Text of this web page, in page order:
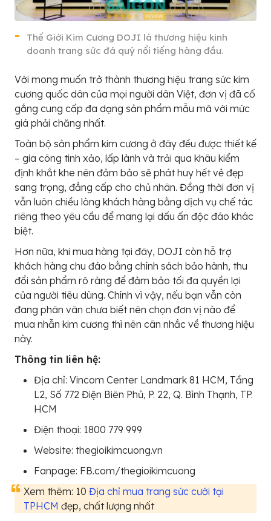
Thế Giới Kim Cương DOJI là thương hiệu kinh
doanh trang sức đá quý nổi tiếng hàng đầu.
Với mong muốn trở thành thương hiệu trang sức kim
cương quốc dân của mọi người dân Việt, đơn vị đã cố
gắng cung cấp đa dạng sản phẩm mẫu mã với mức
giá phải chăng nhất.
Toàn bộ sản phẩm kim cương ở đây đều được thiết kế
– gia công tinh xảo, lấp lành và trải qua khâu kiểm
định khắt khe nên đảm bảo sẽ phát huy hết vẻ đẹp
sang trọng, đẳng cấp cho chủ nhân. Đồng thời đơn vị
vẫn luôn chiều lòng khách hàng bằng dịch vụ chế tác
riêng theo yêu cầu để mang lại dấu ấn độc đáo khác
biệt.
Hơn nữa, khi mua hàng tại đây, DOJI còn hỗ trợ
khách hàng chu đáo bằng chính sách bảo hành, thu
đổi sản phẩm rõ ràng để đảm bảo tối đa quyền lợi
của người tiêu dùng. Chính vì vậy, nếu bạn vẫn còn
đang phân vân chưa biết nên chọn đơn vị nào để
mua nhẫn kim cương thì nên cân nhắc về thương hiệu
này.
Thông tin liên hệ:
Địa chỉ: Vincom Center Landmark 81 HCM, Tầng
L2, Số 772 Điện Biên Phủ, P. 22, Q. Bình Thạnh, TP.
HCM
Điện thoại: 1800 779 999
Website: thegioikimcuong.vn
Fanpage: FB.com/thegioikimcuong
Xem thêm: 10 Địa chỉ mua trang sức cưới tại
TPHCM đẹp, chất lượng nhất